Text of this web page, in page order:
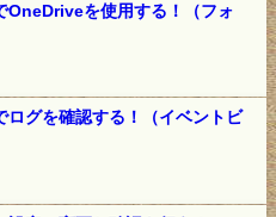
を使用する！（フォ
グを確認する！（イベントビ